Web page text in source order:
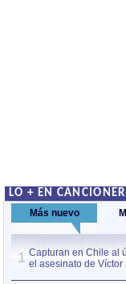
LO + EN
Más nuevo
1 Capturan en Chile al
el asesinato de Víctor